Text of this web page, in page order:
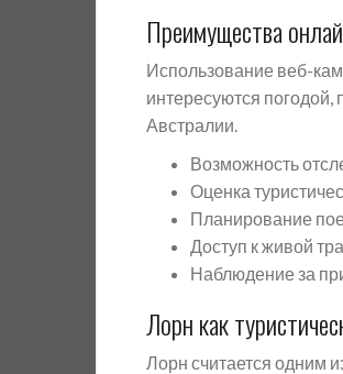
Преимущества
Использование веб-
интересуются
Австралии.
Возможность
Оценка
Планирование
Доступ к живой
Наблюдение за
Лорн как
Лорн считается одним